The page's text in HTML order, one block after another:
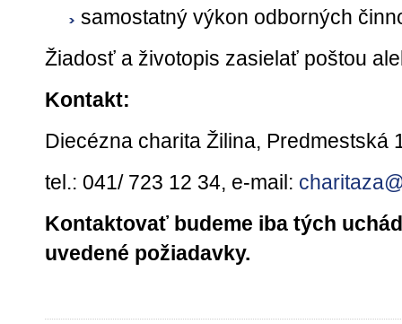
samostatný výkon odborných
Žiadosť a životopis zasielať poštou
Kontakt:
Diecézna charita Žilina, Predmestská
tel.: 041/ 723 12 34, e-mail:
Kontaktovať budeme iba tých
uvedené požiadavky.